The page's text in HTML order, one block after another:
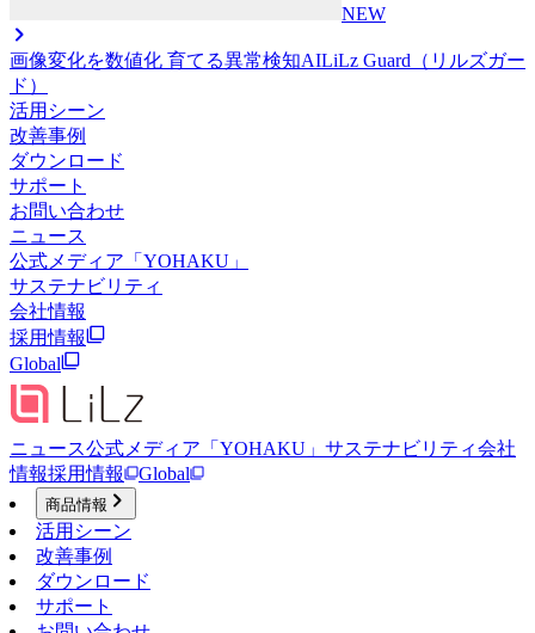
NEW
画像変化を数値化 育てる異常検知AILiLz Guard（リルズガー
ド）
活用シーン
改善事例
ダウンロード
サポート
お問い合わせ
ニュース
公式メディア「YOHAKU」
サステナビリティ
会社情報
採用情報
Global
ニュース公式メディア「YOHAKU」 サステナビリティ会社
情報採用情報 Global
商品情報
活用シーン
改善事例
ダウンロード
サポート